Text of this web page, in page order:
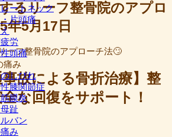
ートネック
片頭痛
労
頭痛
痛み
しびれ
膝関節症
膜炎
趾
ルバン
み
するリーフ整骨院のアプロ
年5月17日
事故による骨折治療】整
な回復をサポート！